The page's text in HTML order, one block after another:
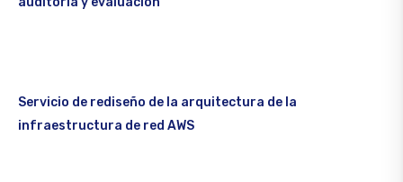
Servicio de rediseño de la arquitectura de la
infraestructura de red AWS